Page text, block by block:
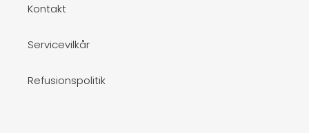
Kontakt
Servicevilkår
Refusionspolitik